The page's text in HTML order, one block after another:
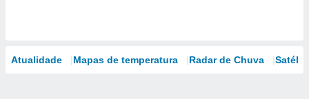
Atualidade Mapas de temperatura Radar de Chuva